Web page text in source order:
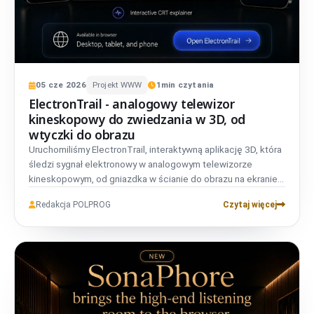
05 cze 2026 Projekt WWW 1 min czytania
ElectronTrail - analogowy telewizor
kineskopowy do zwiedzania w 3D, od
wtyczki do obrazu
Uruchomiliśmy ElectronTrail, interaktywną aplikację 3D, która
śledzi sygnał elektronowy w analogowym telewizorze
kineskopowym, od gniazdka w ścianie do obrazu na ekranie.
konta i nie używa trackerów.
Redakcja POLPROG Czytaj więcej